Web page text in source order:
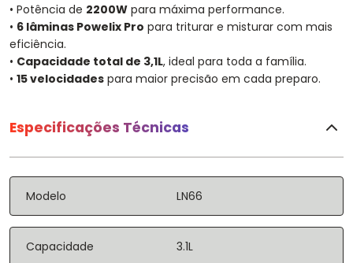
• Potência de 2200W para máxima performance.
• 6 lâminas Powelix Pro para triturar e misturar com mais
eficiência.
• Capacidade total de 3,1L, ideal para toda a família.
• 15 velocidades para maior precisão em cada preparo.
Especificações Técnicas
Modelo LN66
Capacidade 3.1L